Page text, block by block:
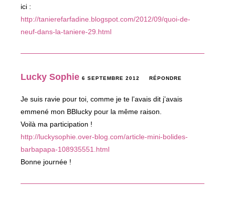
ici :
http://tanierefarfadine.blogspot.com/2012/09/quoi-de-
neuf-dans-la-taniere-29.html
Lucky Sophie 6 SEPTEMBRE 2012 RÉPONDRE
Je suis ravie pour toi, comme je te l’avais dit j’avais
emmené mon BBlucky pour la même raison.
Voilà ma participation !
http://luckysophie.over-blog.com/article-mini-bolides-
barbapapa-108935551.html
Bonne journée !